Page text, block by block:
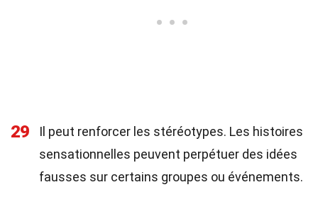
29
Il peut renforcer les stéréotypes. Les histoires
sensationnelles peuvent perpétuer des idées
fausses sur certains groupes ou événements.